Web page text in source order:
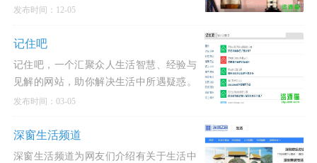
性、建设性前提下批评性立场，整合《财
发布时间：12-05
记住吧
记住吧，一个汇聚众人生活智慧、经验与
见解的网站，助你解决生活中所遇疑惑。
在这里,所有人都能找到靠谱的答案。
发布时间：03-05
深窗生活频道
深窗生活频道为网友们介绍有关于生活中